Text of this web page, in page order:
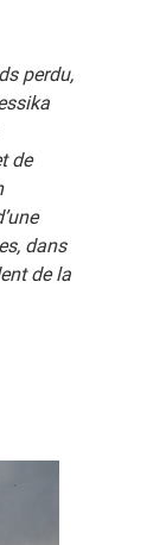
perdu,
de
dans
de la